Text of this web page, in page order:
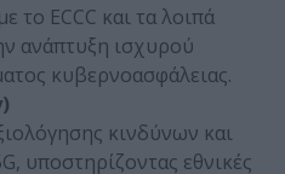
το ECCC και τα λοιπά
ανάπτυξη ισχυρού
κυβερνοασφάλειας.
κινδύνων και
υποστηρίζοντας εθνικές